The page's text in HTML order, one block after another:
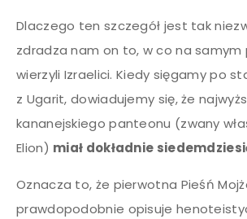
Dlaczego ten szczegół jest tak
zdradza nam on to, w co na samym
wierzyli Izraelici. Kiedy sięgamy po
z Ugarit, dowiadujemy się, że
kananejskiego panteonu (zwany
Elion) miał dokładnie
Oznacza to, że pierwotna Pieśń
prawdopodobnie opisuje